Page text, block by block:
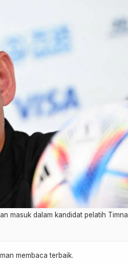
masuk dalam kandidat pelatih
membaca terbaik.